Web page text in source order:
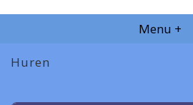
Menu +
Huren